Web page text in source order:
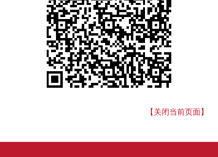
【关闭当前页面】